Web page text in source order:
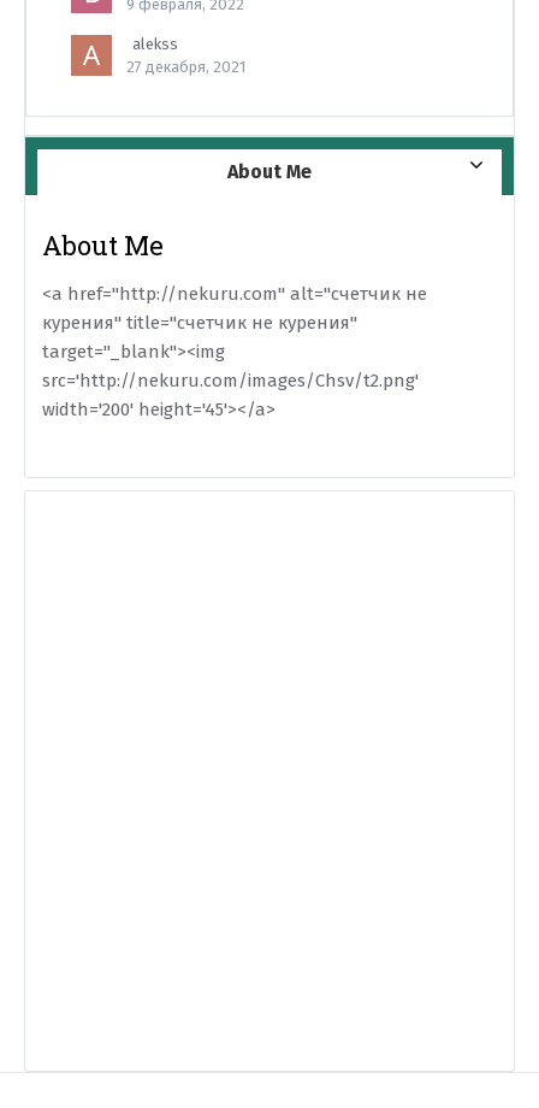
9 февраля, 2022
alekss
27 декабря, 2021
About Me
About Me
<a href="http://nekuru.com" alt="счетчик не
курения" title="счетчик не курения"
target="_blank"><img
src='http://nekuru.com/images/Chsv/t2.png'
width='200' height='45'></a>